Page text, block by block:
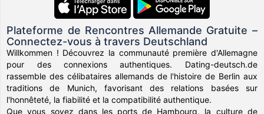
Plateforme de Rencontres Allemande Gratuite –
Connectez-vous à travers Deutschland
Willkommen ! Découvrez la communauté première d'Allemagne
pour des connexions authentiques. Dating-deutsch.de
rassemble des célibataires allemands de l'histoire de Berlin aux
traditions de Munich, favorisant des relations basées sur
l'honnêteté, la fiabilité et la compatibilité authentique.
Que vous soyez dans les ports de Hambourg, la culture de